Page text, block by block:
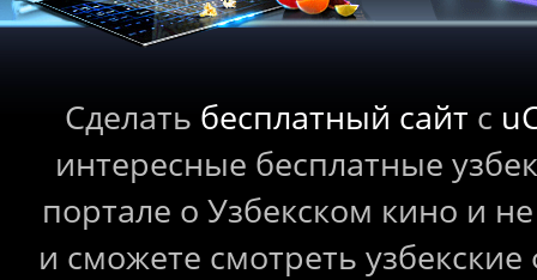
Сделать бесплатный сайт с
интересные бесплатные
портале о Узбекском кино и
и сможете смотреть